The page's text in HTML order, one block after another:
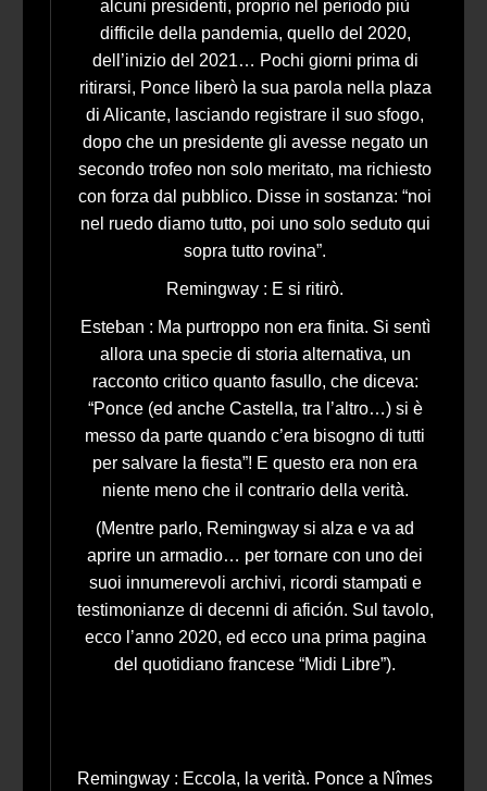
alcuni presidenti, proprio nel periodo più
difficile della pandemia, quello del 2020,
dell’inizio del 2021… Pochi giorni prima di
ritirarsi, Ponce liberò la sua parola nella plaza
di Alicante, lasciando registrare il suo sfogo,
dopo che un presidente gli avesse negato un
secondo trofeo non solo meritato, ma richiesto
con forza dal pubblico. Disse in sostanza: “noi
nel ruedo diamo tutto, poi uno solo seduto qui
sopra tutto rovina”.
Remingway : E si ritirò.
Esteban : Ma purtroppo non era finita. Si sentì
allora una specie di storia alternativa, un
racconto critico quanto fasullo, che diceva:
“Ponce (ed anche Castella, tra l’altro…) si è
messo da parte quando c’era bisogno di tutti
per salvare la fiesta”! E questo era non era
niente meno che il contrario della verità.
(Mentre parlo, Remingway si alza e va ad
aprire un armadio… per tornare con uno dei
suoi innumerevoli archivi, ricordi stampati e
testimonianze di decenni di afición. Sul tavolo,
ecco l’anno 2020, ed ecco una prima pagina
del quotidiano francese “Midi Libre”).
Remingway : Eccola, la verità. Ponce a Nîmes